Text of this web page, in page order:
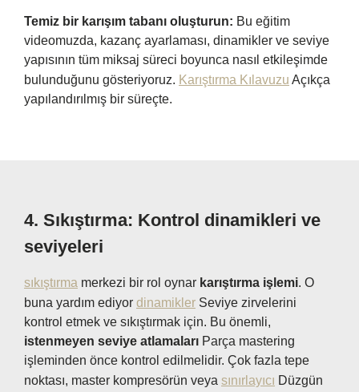
Temiz bir karışım tabanı oluşturun: Bu eğitim
videomuzda, kazanç ayarlaması, dinamikler ve seviye
yapısının tüm miksaj süreci boyunca nasıl etkileşimde
bulunduğunu gösteriyoruz. Karıştırma Kılavuzu Açıkça
yapılandırılmış bir süreçte.
4. Sıkıştırma: Kontrol dinamikleri ve
seviyeleri
sıkıştırma merkezi bir rol oynar karıştırma işlemi. O
buna yardım ediyor dinamikler Seviye zirvelerini
kontrol etmek ve sıkıştırmak için. Bu önemli,
istenmeyen seviye atlamaları Parça mastering
işleminden önce kontrol edilmelidir. Çok fazla tepe
noktası, master kompresörün veya sınırlayıcı Düzgün